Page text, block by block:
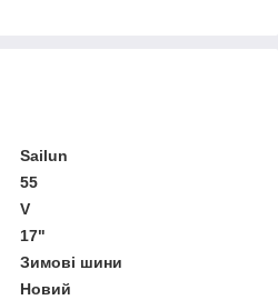
Sailun
55
V
17"
Зимові шини
Новий